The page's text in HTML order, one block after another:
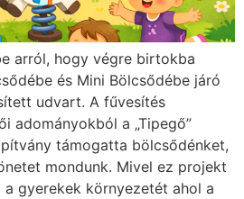
arról, hogy végre birtokba
és Mini Bölcsődébe járó
udvart. A fűvesítés
adományokból a „Tipegő”
támogatta bölcsődénket,
mondunk. Mivel ez projekt
gyerekek környezetét ahol a